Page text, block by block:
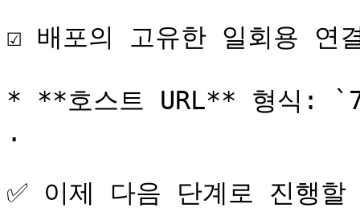
☑️ 배포의 고유한 일회용 연
* **호스트 URL** 형식:
.
✅ 이제 다음 단계로 진행